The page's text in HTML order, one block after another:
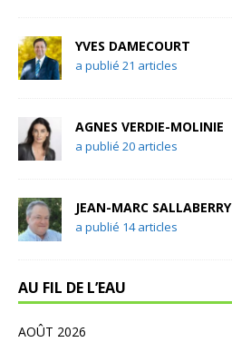
YVES DAMECOURT
a publié 21 articles
AGNES VERDIE-MOLINIE
a publié 20 articles
JEAN-MARC SALLABERRY
a publié 14 articles
AU FIL DE L’EAU
AOÛT 2026